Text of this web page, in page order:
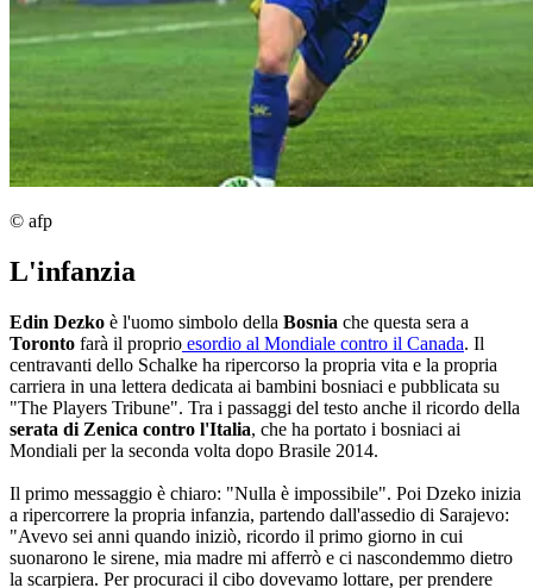
© afp
L'infanzia
Edin Dezko è l'uomo simbolo della Bosnia che questa sera a
Toronto farà il proprio esordio al Mondiale contro il Canada. Il
centravanti dello Schalke ha ripercorso la propria vita e la propria
carriera in una lettera dedicata ai bambini bosniaci e pubblicata su
"The Players Tribune". Tra i passaggi del testo anche il ricordo della
serata di Zenica contro l'Italia, che ha portato i bosniaci ai
Mondiali per la seconda volta dopo Brasile 2014.
Il primo messaggio è chiaro: "Nulla è impossibile". Poi Dzeko inizia
a ripercorrere la propria infanzia, partendo dall'assedio di Sarajevo:
"Avevo sei anni quando iniziò, ricordo il primo giorno in cui
suonarono le sirene, mia madre mi afferrò e ci nascondemmo dietro
la scarpiera. Per procuraci il cibo dovevamo lottare, per prendere